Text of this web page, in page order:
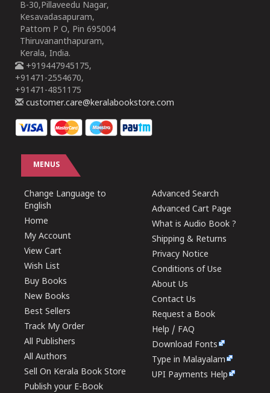
B-30,Pillaveedu Nagar,
Kesavadasapuram,
Pattom P O, Pin 695004
Thiruvananthapuram,
Kerala, India.
+919447945175,
+91471-2554670,
+91471-4851175
customer.care@keralabookstore.com
MENUS
Change Language to
English
Home
My Account
View Cart
Wish List
Buy Books
New Books
Best Sellers
Track My Order
All Publishers
All Authors
Sell On Kerala Book Store
Publish your E-Book
Advanced Search
Advanced Cart Page
What is Audio Book ?
Shipping & Returns
Privacy Notice
Conditions of Use
About Us
Contact Us
Request a Book
Help / FAQ
Download Fonts
Type in Malayalam
UPI Payments Help